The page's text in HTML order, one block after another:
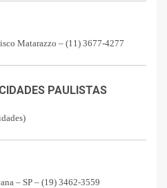
Matarazzo – (11) 3677-4277
PAULISTAS
– SP –(19) 3462-3559